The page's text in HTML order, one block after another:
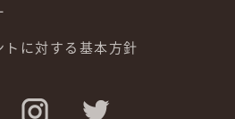
に対する基本方針